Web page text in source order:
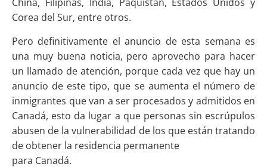
Corea del Sur, entre otros.
Pero definitivamente el anuncio de esta semana es
una muy buena noticia, pero aprovecho para hacer
un llamado de atención, porque cada vez que hay un
anuncio de este tipo, que se aumenta el número de
inmigrantes que van a ser procesados y admitidos en
Canadá, esto da lugar a que personas sin escrúpulos
abusen de la vulnerabilidad de los que están tratando
de obtener la residencia permanente
para Canadá.